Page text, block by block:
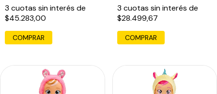
3 cuotas sin interés de
$45.283,00
3 cuotas sin interés de
$28.499,67